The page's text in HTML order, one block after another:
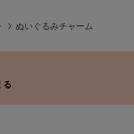
ぬいぐるみチャーム